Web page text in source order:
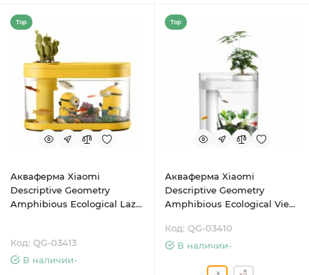
Top
Акваферма Xiaomi
Descriptive Geometry
Amphibious Ecological Lazy
Код: QG-03413
В наличии-
Top
Акваферма Xiaomi
Descriptive Geometry
Amphibious Ecological View
Код: QG-03410
В наличии-